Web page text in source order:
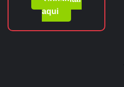
aqui